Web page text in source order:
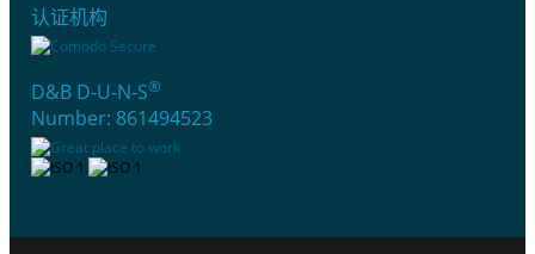
认证机构
D&B D-U-N-S®
Number: 861494523